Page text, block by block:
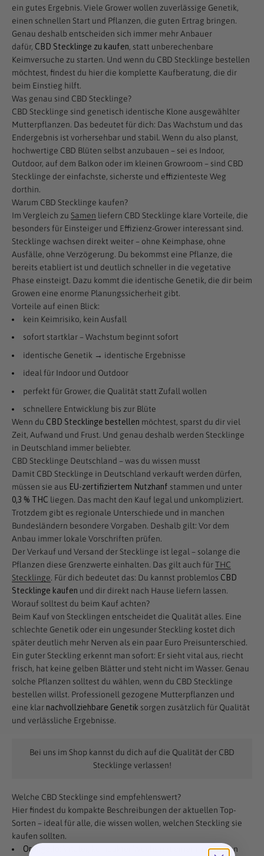
ein gutes Ergebnis. Viele Grower wollen zuverlässige Genetik,
einen schnellen Start und Pflanzen, die guten Ertrag bringen.
Genau deshalb entscheiden sich immer mehr Anbauer
dafür, CBD Stecklinge zu kaufen, statt unberechenbare
Keimversuche zu starten. Und wenn du CBD Stecklinge bestellen
möchtest, findest du hier die komplette Kaufberatung, die dir
beim Einstieg hilft.
Was genau sind CBD Stecklinge?
CBD Stecklinge sind genetisch identische Klone ausgewählter
Mutterpflanzen. Das bedeutet für dich: Das Wachstum und das
Endergebnis ist vorhersehbar und stabil. Wenn du also planst,
hochwertige CBD Blüten selbst anzubauen – sei es Indoor,
Outdoor, auf dem Balkon oder im kleinen Growroom – sind CBD
Stecklinge der einfachste, sicherste und effizienteste Weg
dorthin.
Warum CBD Stecklinge kaufen?
Im Vergleich zu Samen liefern CBD Stecklinge klare Vorteile, die
besonders für Einsteiger und Effizienz-Grower interessant sind.
Stecklinge wachsen direkt weiter – ohne Keimphase, ohne
Ausfälle, ohne Verzögerung. Du bekommst eine Pflanze, die
bereits etabliert ist und deutlich schneller in die vegetative
Phase einsteigt. Dazu kommt die identische Genetik, die dir beim
Growen eine enorme Planungssicherheit gibt.
Vorteile auf einen Blick:
kein Keimrisiko, kein Ausfall
sofort startklar – Wachstum beginnt sofort
identische Genetik → identische Ergebnisse
ideal für Indoor und Outdoor
perfekt für Grower, die Qualität statt Zufall wollen
schnellere Entwicklung bis zur Blüte
Wenn du CBD Stecklinge bestellen möchtest, sparst du dir viel
Zeit, Aufwand und Frust. Und genau deshalb werden Stecklinge
in Deutschland immer beliebter.
CBD Stecklinge Deutschland – was du wissen musst
Damit CBD Stecklinge in Deutschland verkauft werden dürfen,
müssen sie aus EU-zertifiziertem Nutzhanf stammen und unter
0,3 % THC liegen. Das macht den Kauf legal und unkompliziert.
Trotzdem gibt es regionale Unterschiede und in manchen
Bundesländern besondere Vorgaben. Deshalb gilt: Vor dem
Anbau immer lokale Vorschriften prüfen.
Der Verkauf und Versand der Stecklinge ist legal – solange die
Pflanzen diese Grenzwerte einhalten. Das gilt auch fürTHC
Stecklinge. Für dich bedeutet das: Du kannst problemlos CBD
Stecklinge kaufen und dir direkt nach Hause liefern lassen.
Worauf solltest du beim Kauf achten?
Beim Kauf von Stecklingen entscheidet die Qualität alles. Eine
schlechte Genetik oder ein ungesunder Steckling kostet dich
später deutlich mehr Nerven als ein paar Euro Preisunterschied.
Ein guter Steckling erkennt man sofort: Er sieht vital aus, riecht
frisch, hat keine gelben Blätter und steht nicht im Wasser. Genau
solche Pflanzen solltest du wählen, wenn du CBD Stecklinge
bestellen willst. Professionell gezogene Mutterpflanzen und
eine klarnachvollziehbare Genetik sorgen zusätzlich für Qualität
und verlässliche Ergebnisse.
Bei uns im Shop kannst du dich auf die Qualität der CBD
Stecklinge verlassen!
Welche CBD Stecklinge sind empfehlenswert?
Hier findest du kompakte Beschreibungen der aktuellen Top-
Sorten – ideal für alle, die wissen wollen, welchen Steckling sie
kaufen sollten.
Orangello:
Vitaler, kompakter Wuchs mit einem intensiven